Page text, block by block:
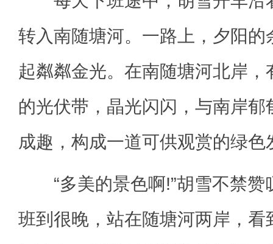
转入南随塘河。一路上，夕阳的
起粼粼金光。在南随塘河北岸
的光伏带，晶光闪闪，与南岸
成趣，构成一道可供观赏的绿色
“多美的景色啊!”胡雪不禁赞
班到很晚，站在随塘河两岸，看